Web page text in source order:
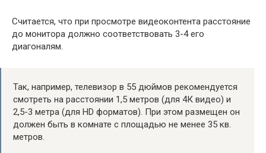
Считается, что при просмотре видеоконтента расстояние
до монитора должно соответствовать 3-4 его
диагоналям.
Так, например, телевизор в 55 дюймов рекомендуется
смотреть на расстоянии 1,5 метров (для 4К видео) и
2,5-3 метра (для HD форматов). При этом размещен он
должен быть в комнате с площадью не менее 35 кв.
метров.